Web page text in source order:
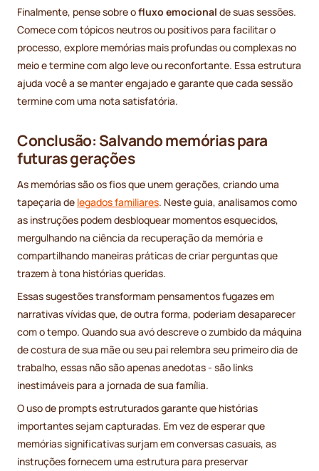
Finalmente, pense sobre ofluxo emocional de suas sessões.
Comece com tópicos neutros ou positivos para facilitar o
processo, explore memórias mais profundas ou complexas no
meio e termine com algo leve ou reconfortante. Essa estrutura
ajuda você a se manter engajado e garante que cada sessão
termine com uma nota satisfatória.
Conclusão: Salvando memórias para
futuras gerações
As memórias são os fios que unem gerações, criando uma
tapeçaria de legados familiares. Neste guia, analisamos como
as instruções podem desbloquear momentos esquecidos,
mergulhando na ciência da recuperação da memória e
compartilhando maneiras práticas de criar perguntas que
trazem à tona histórias queridas.
Essas sugestões transformam pensamentos fugazes em
narrativas vívidas que, de outra forma, poderiam desaparecer
com o tempo. Quando sua avó descreve o zumbido da máquina
de costura de sua mãe ou seu pai relembra seu primeiro dia de
trabalho, essas não são apenas anedotas - são links
inestimáveis para a jornada de sua família.
O uso de prompts estruturados garante que histórias
importantes sejam capturadas. Em vez de esperar que
memórias significativas surjam em conversas casuais, as
instruções fornecem uma estrutura para preservar